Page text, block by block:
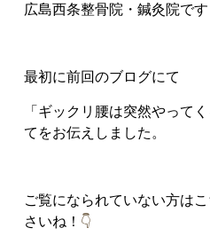
広島西条整骨院・鍼灸院です
最初に前回のブログにて
「ギックリ腰は突然やって
てをお伝えしました。
ご覧になられていない方は
さいね！ 👇